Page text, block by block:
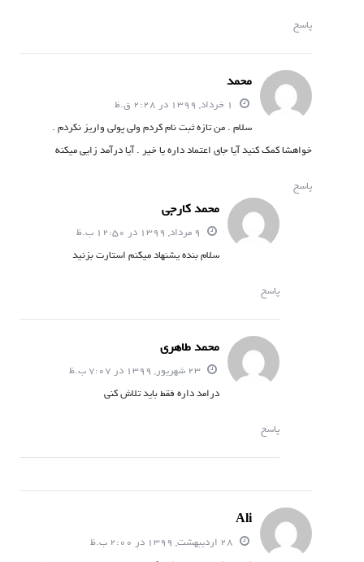
پاسخ
محمد
سلام . من تازه ثبت نام کردم ولی پولی واریز نکردم .
خواهشا کمک کنید آیا جای اعتماد داره یا خیر . آیا درآمد زایی میکنه
پاسخ
محمد کارجی
سلام بنده ‌یشنهاد میکنم استارت بزنید
پاسخ
محمد طاهری
23 شهریور, 1399 در 7:07 ب.ظ
درامد داره فقط باید تلاش کنی
پاسخ
Ali